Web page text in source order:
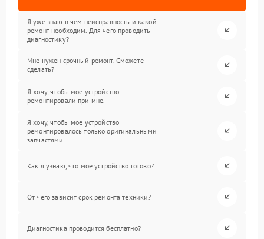
Я уже знаю в чем неисправность и какой
ремонт необходим. Для чего проводить
диагностику?
Мне нужен срочный ремонт. Сможете
сделать?
Я хочу, чтобы мое устройство
ремонтировали при мне.
Я хочу, чтобы мое устройство
ремонтировалось только оригинальными
запчастями.
Как я узнаю, что мое устройство готово?
От чего зависит срок ремонта техники?
Диагностика проводится бесплатно?